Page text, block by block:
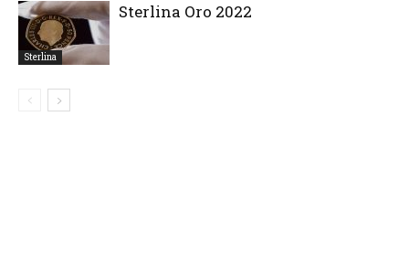
Sterlina
Sterlina Oro 2022